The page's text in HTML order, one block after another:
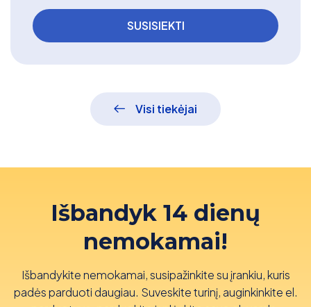
Visi tiekėjai
Išbandyk 14 dienų
nemokamai!
Išbandykite nemokamai, susipažinkite su įrankiu, kuris
padės parduoti daugiau. Suveskite turinį, auginkinkite el.